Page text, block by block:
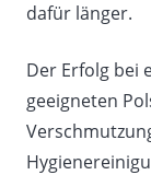
dafür länger.
Der Erfolg bei
geeigneten